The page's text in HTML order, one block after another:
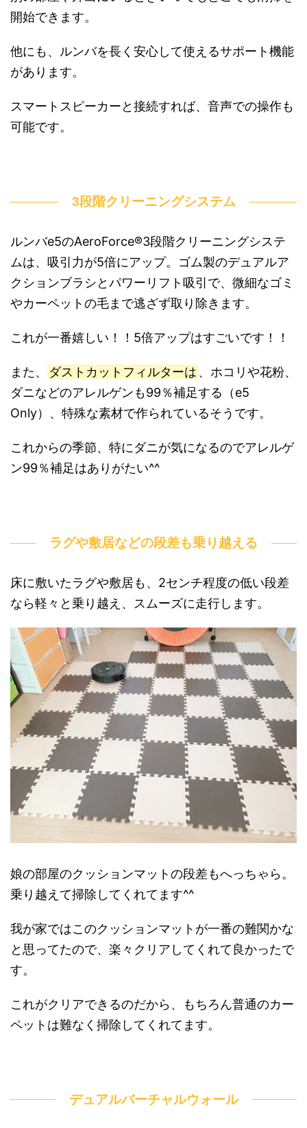
開始できます。
他にも、ルンバを長く安心して使えるサポート機能
があります。
スマートスピーカーと接続すれば、音声での操作も
可能です。
3段階クリーニングシステム
ルンバe5のAeroForce®3段階クリーニングシステ
ムは、吸引力が5倍にアップ。ゴム製のデュアルア
クションブラシとパワーリフト吸引で、微細なゴミ
やカーペットの毛まで逃ざず取り除きます。
これが一番嬉しい！！5倍アップはすごいです！！
また、 ダストカットフィルターは 、ホコリや花粉、
ダニなどのアレルゲンも99％補足する（e5
Only）、特殊な素材で作られているそうです。
これからの季節、特にダニが気になるのでアレルゲ
ン99％補足はありがたい^^
ラグや敷居などの段差も乗り越える
床に敷いたラグや敷居も、2センチ程度の低い段差
なら軽々と乗り越え、スムーズに走行します。
娘の部屋のクッションマットの段差もへっちゃら。
乗り越えて掃除してくれてます^^
我が家ではこのクッションマットが一番の難関かな
と思ってたので、楽々クリアしてくれて良かったで
す。
これがクリアできるのだから、もちろん普通のカー
ペットは難なく掃除してくれてます。
デュアルバーチャルウォール